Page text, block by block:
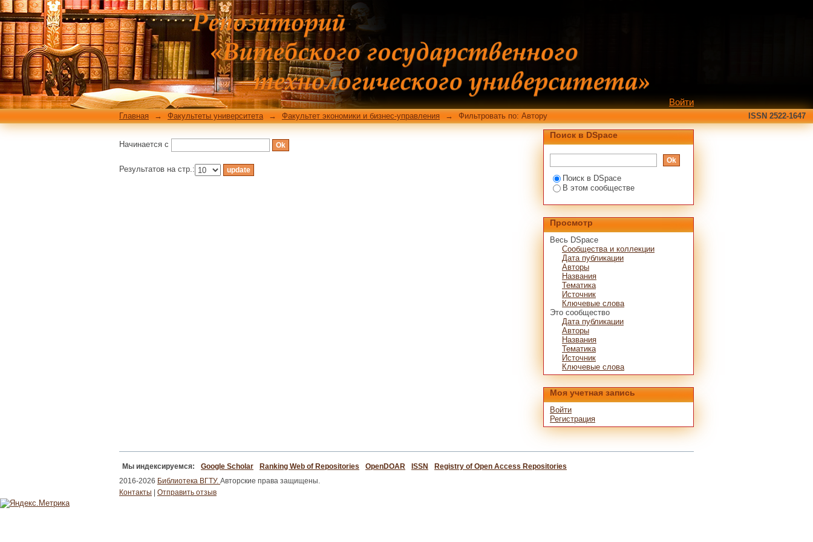
Фильтровать по: Автору
Войти
Главная → Факультеты университета → Факультет экономики и бизнес-управления → Фильтровать по: Автору ISSN 2522-1647
Начинается с
Результатов на стр.:
Поиск в DSpace
Поиск в DSpace
В этом сообществе
Просмотр
Весь DSpace
Сообщества и коллекции
Дата публикации
Авторы
Названия
Тематика
Источник
Ключевые слова
Это сообщество
Дата публикации
Авторы
Названия
Тематика
Источник
Ключевые слова
Моя учетная запись
Войти
Регистрация
Мы индексируемся: Google Scholar Ranking Web of Repositories OpenDOAR ISSN
Registry of Open Access Repositories
2016-2026 Библиотека ВГТУ. Авторские права защищены.
Контакты
Отправить отзыв